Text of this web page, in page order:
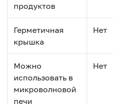
продуктов
Герметичная
крышка
Нет
Можно
использовать в
микроволновой
печи
Нет